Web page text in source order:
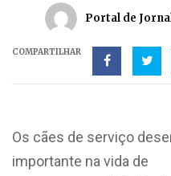
Portal de
COMPARTILHAR
Os cães de serviço
importante na vida de